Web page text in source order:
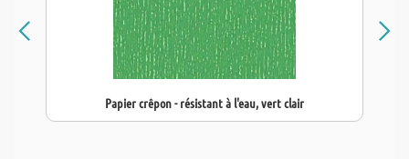
Papier crêpon - résistant à l'eau, vert clair